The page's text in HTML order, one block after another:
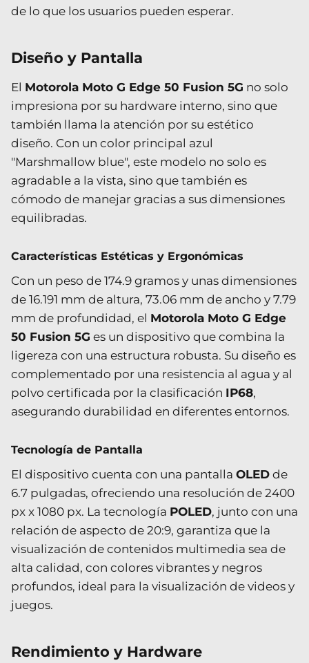
de lo que los usuarios pueden esperar.
Diseño y Pantalla
El Motorola Moto G Edge 50 Fusion 5G no solo
impresiona por su hardware interno, sino que
también llama la atención por su estético
diseño. Con un color principal azul
"Marshmallow blue", este modelo no solo es
agradable a la vista, sino que también es
cómodo de manejar gracias a sus dimensiones
equilibradas.
Características Estéticas y Ergonómicas
Con un peso de 174.9 gramos y unas dimensiones
de 16.191 mm de altura, 73.06 mm de ancho y 7.79
mm de profundidad, el Motorola Moto G Edge
50 Fusion 5G es un dispositivo que combina la
ligereza con una estructura robusta. Su diseño es
complementado por una resistencia al agua y al
polvo certificada por la clasificación IP68,
asegurando durabilidad en diferentes entornos.
Tecnología de Pantalla
El dispositivo cuenta con una pantalla OLED de
6.7 pulgadas, ofreciendo una resolución de 2400
px x 1080 px. La tecnología POLED, junto con una
relación de aspecto de 20:9, garantiza que la
visualización de contenidos multimedia sea de
alta calidad, con colores vibrantes y negros
profundos, ideal para la visualización de videos y
juegos.
Rendimiento y Hardware